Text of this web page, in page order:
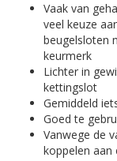
Vaak van
veel keuze
beugelsloten
keurmerk
Lichter in
kettingslot
Gemiddeld
Goed te
Vanwege de
koppelen